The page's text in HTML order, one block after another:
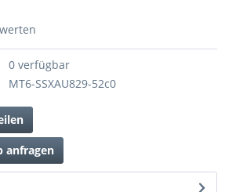
0 verfügbar
MT6-SSXAU829-52c0
anfragen